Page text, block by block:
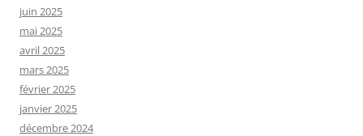
juin 2025
mai 2025
avril 2025
mars 2025
février 2025
janvier 2025
décembre 2024